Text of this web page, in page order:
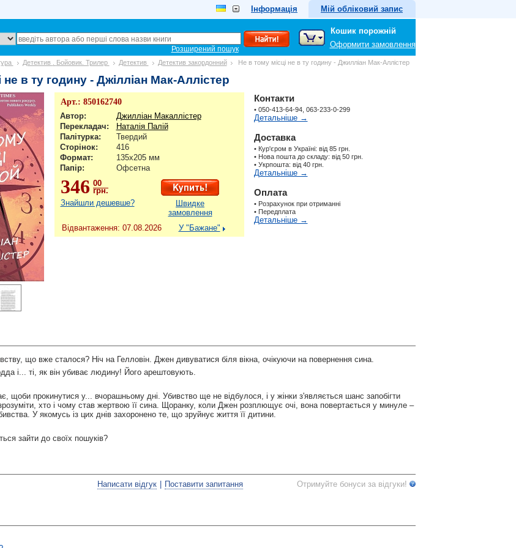
Інформація Мій обліковий запис
Розширений пошук
Кошик порожній
Оформити замовлення
Детектив Бойовик. Трилер Детектив Детектив закордонний Не в тому місці не в ту годину - Джилліан Мак-Аллістер
не в ту годину - Джілліан Мак-Аллістер
Арт.: 850162740
Автор:
Джилліан Макаллістер
Перекладач:
Наталія Палій
Палітурка:
Твердий
Сторінок:
416
Формат:
135х205 мм
Папір:
Офсетна
346 00
грн.
Знайшли дешевше?
Швидке
замовлення
У "Бажане"
Відвантаження: 07.08.2026
Контакти
• 050-413-64-94, 063-233-0-299
Детальніше →
Доставка
• Кур'єром в Україні: від 85 грн.
• Нова пошта до складу: від 50 грн.
• Укрпошта: від 40 грн.
Детальніше →
Оплата
• Розрахунок при отриманні
• Передплата
Детальніше →
що вже сталося? Ніч на Гелловін. Джен дивуватися біля вікна, очікуючи на повернення сина.
і... ті, як він убиває людину! Його арештовують.
щоби прокинутися у... вчорашньому дні. Убивство ще не відбулося, і у жінки з'являється шанс запобігти
хто і чому став жертвою її сина. Щоранку, коли Джен розплющує очі, вона повертається у минуле –
У якомусь із цих днів захоронено те, що зруйнує життя її дитини.
зайти до своїх пошуків?
Написати відгук Поставити запитання Отримуйте бонуси за відгуки!